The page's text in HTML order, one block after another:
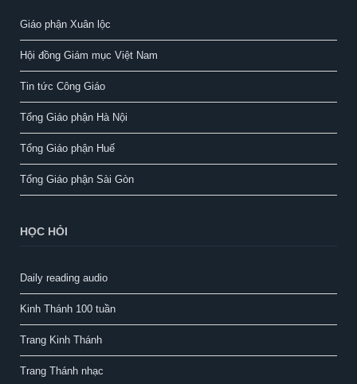
Giáo phận Xuân lộc
Hội đồng Giám mục Việt Nam
Tin tức Công Giáo
Tổng Giáo phận Hà Nội
Tổng Giáo phận Huế
Tổng Giáo phận Sài Gòn
HỌC HỎI
Daily reading audio
Kinh Thánh 100 tuần
Trang Kinh Thánh
Trang Thánh nhạc